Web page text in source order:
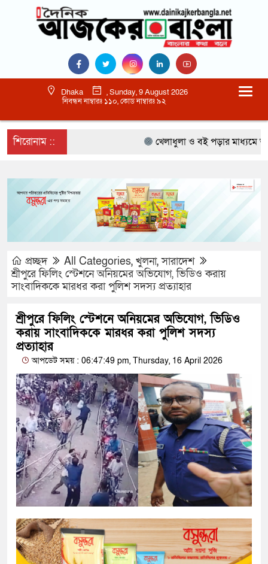
Dhaka
, Sunday, 9 August 2026
নিবন্ধন নাম্বারঃ ১১০, কোড নাম্বারঃ ৯২
শিরোনাম :: খেলাধুলা ও বই পড়ার মাধ্যমে
প্রচ্ছদ All Categories, খুলনা,সারাদেশ
শ্রীপুরে ফিলিং স্টেশনে অনিয়মের অভিযোগ, ভিডিও করায়
সাংবাদিককে মারধর করা পুলিশ সদস্য প্রত্যাহার
শ্রীপুরে ফিলিং স্টেশনে অনিয়মের অভিযোগ, ভিডিও
করায় সাংবাদিককে মারধর করা পুলিশ সদস্য
প্রত্যাহার
আপডেট সময় : 06:47:49 pm, Thursday, 16 April 2026